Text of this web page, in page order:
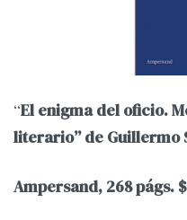
“El enigma del oficio.
literario” de Guillermo
Ampersand, 268 págs.